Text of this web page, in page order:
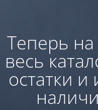
Теперь на
весь
остатки и